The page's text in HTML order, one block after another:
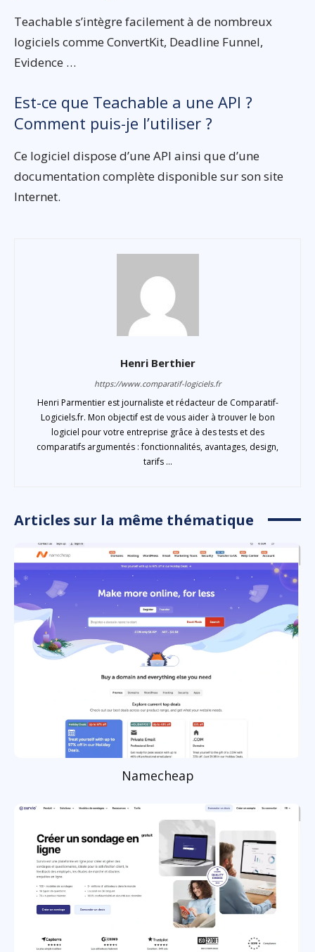
Teachable s’intègre facilement à de nombreux
logiciels comme ConvertKit, Deadline Funnel,
Evidence …
Est-ce que Teachable a une API ?
Comment puis-je l’utiliser ?
Ce logiciel dispose d’une API ainsi que d’une
documentation complète disponible sur son site
Internet.
Henri Berthier
https://www.comparatif-logiciels.fr
Henri Parmentier est journaliste et rédacteur de Comparatif-
Logiciels.fr. Mon objectif est de vous aider à trouver le bon
logiciel pour votre entreprise grâce à des tests et des
comparatifs argumentés : fonctionnalités, avantages, design,
tarifs ...
Articles sur la même thématique
Namecheap